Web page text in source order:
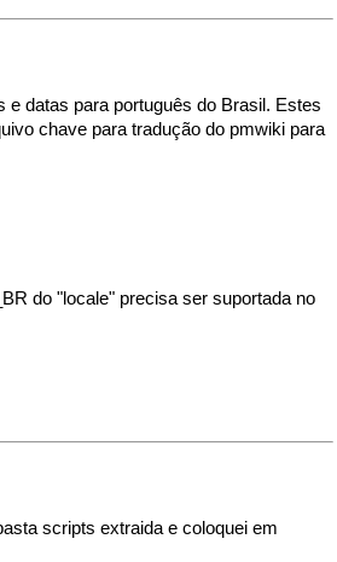
datas para português do Brasil. Estes
chave para tradução do pmwiki para
do "locale" precisa ser suportada no
scripts extraida e coloquei em